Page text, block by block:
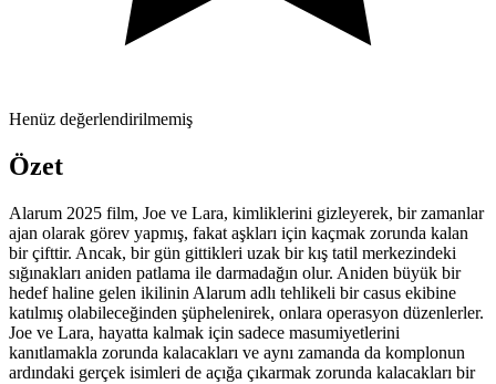
Henüz değerlendirilmemiş
Özet
Alarum 2025 film, Joe ve Lara, kimliklerini gizleyerek, bir zamanlar
ajan olarak görev yapmış, fakat aşkları için kaçmak zorunda kalan
bir çifttir. Ancak, bir gün gittikleri uzak bir kış tatil merkezindeki
sığınakları aniden patlama ile darmadağın olur. Aniden büyük bir
hedef haline gelen ikilinin Alarum adlı tehlikeli bir casus ekibine
katılmış olabileceğinden şüphelenirek, onlara operasyon düzenlerler.
Joe ve Lara, hayatta kalmak için sadece masumiyetlerini
kanıtlamakla zorunda kalacakları ve aynı zamanda da komplonun
ardındaki gerçek isimleri de açığa çıkarmak zorunda kalacakları bir